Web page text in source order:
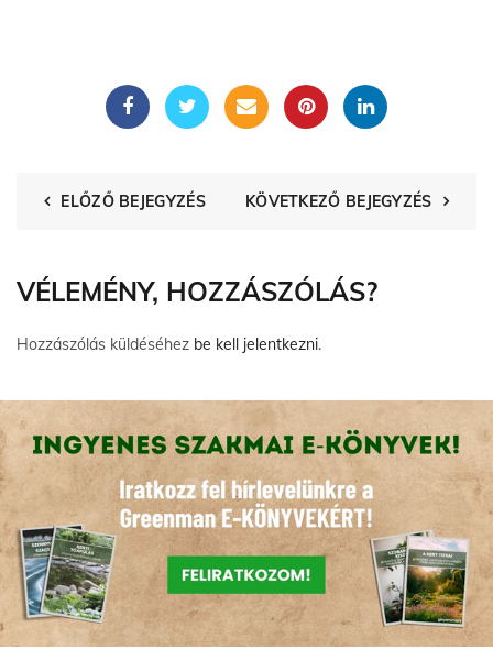
ELŐZŐ BEJEGYZÉS KÖVETKEZŐ BEJEGYZÉS
VÉLEMÉNY, HOZZÁSZÓLÁS?
Hozzászólás küldéséhez be kell jelentkezni.